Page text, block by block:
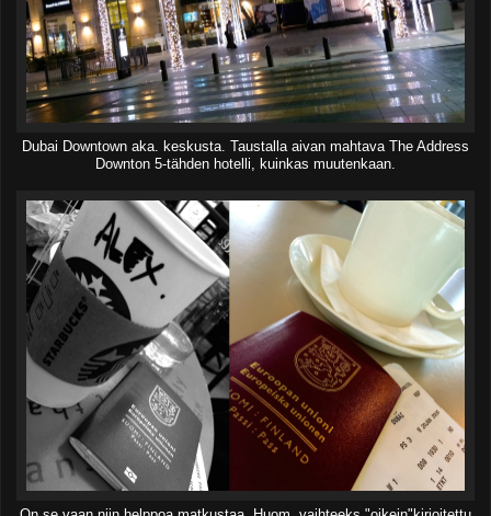
Dubai Downtown aka. keskusta. Taustalla aivan mahtava The Address
Downton 5-tähden hotelli, kuinkas muutenkaan.